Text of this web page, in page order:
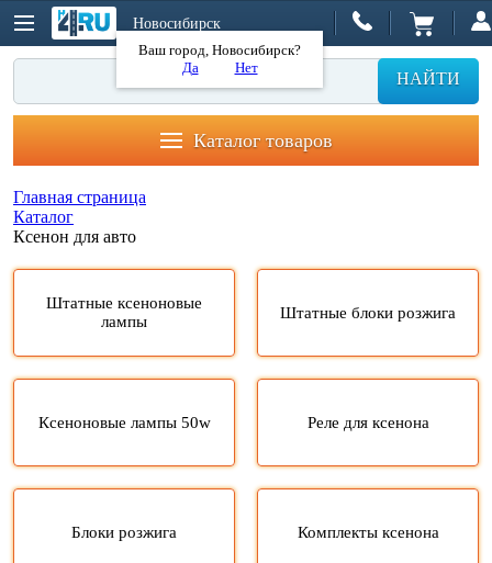
Новосибирск
Ваш город, Новосибирск?
Да
Нет
НАЙТИ
Каталог товаров
Главная страница
Каталог
Ксенон для авто
Штатные ксеноновые
лампы
Штатные блоки розжига
Ксеноновые лампы 50w Реле для ксенона
Блоки розжига Комплекты ксенона